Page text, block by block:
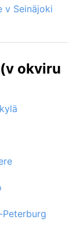
Seinäjoki
okviru